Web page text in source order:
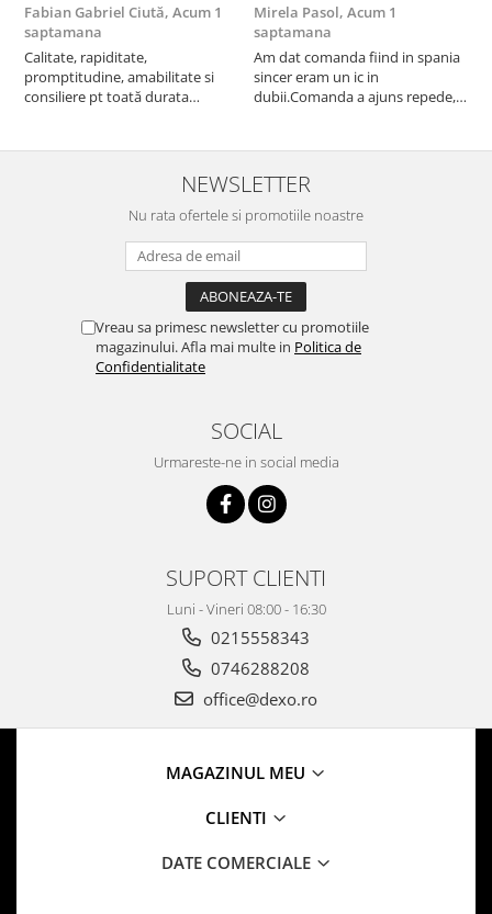
Fabian Gabriel Ciută, Acum 1
saptamana
Calitate, rapiditate,
promptitudine, amabilitate si
consiliere pt toată durata
Mirela Pasol, Acum 1
saptamana
Am dat comanda fiind in spania
sincer eram un ic in
dubii.Comanda a ajuns repede,in
treaba,va multumesc pentru
rapiditate si
amabilitate,RECOMAND 100%
NEWSLETTER
Nu rata ofertele si promotiile noastre
Vreau sa primesc newsletter cu promotiile
magazinului. Afla mai multe in Politica de
Confidentialitate
SOCIAL
Urmareste-ne in social media
SUPORT CLIENTI
Luni - Vineri 08:00 - 16:30
0215558343
0746288208
office@dexo.ro
MAGAZINUL MEU
CLIENTI
DATE COMERCIALE